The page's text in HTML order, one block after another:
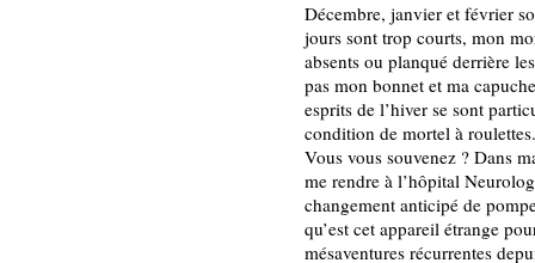
Décembre, janvier et février
jours sont trop courts, mon
absents ou planqué derrière
pas mon bonnet et ma
esprits de l’hiver se sont
condition de mortel à roulettes.
Vous vous souvenez ? Dans
me rendre à l’hôpital
changement anticipé de
qu’est cet appareil étrange
mésaventures récurrentes